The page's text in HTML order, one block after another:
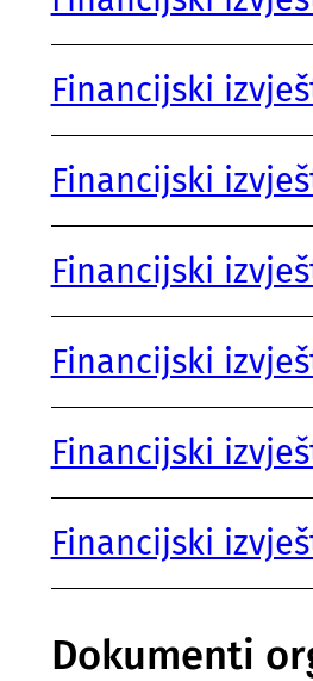
Financijski
Financijski
Financijski
Financijski
Financijski
Financijski
Dokumenti